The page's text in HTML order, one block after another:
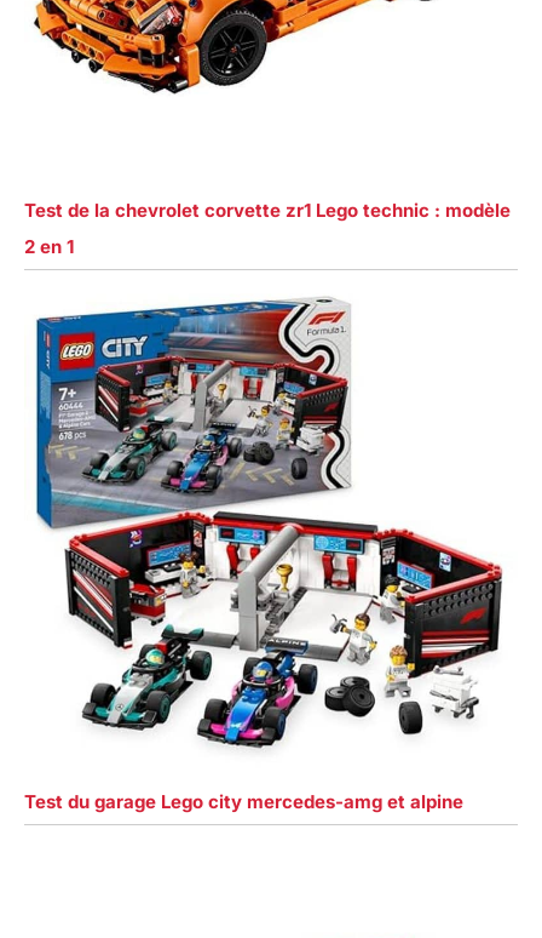
Test de la chevrolet corvette zr1 Lego technic : modèle
2 en 1
Test du garage Lego city mercedes-amg et alpine